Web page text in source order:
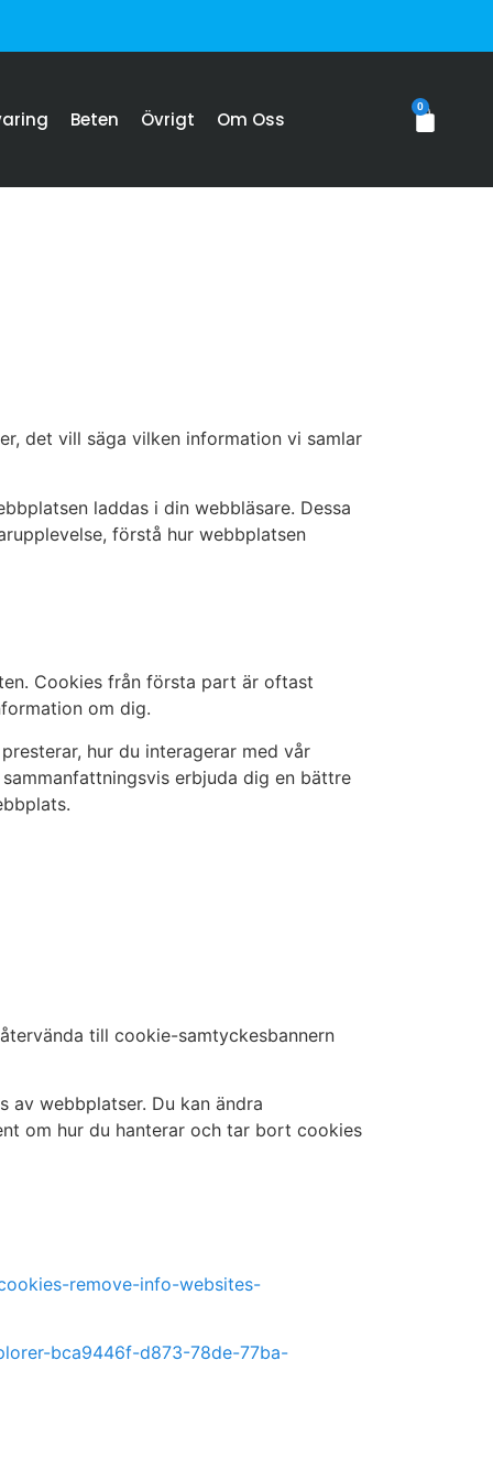
Beten Övrigt Om Oss
0
det vill säga vilken information vi samlar
laddas i din webbläsare. Dessa
förstå hur webbplatsen
Cookies från första part är oftast
om dig.
hur du interagerar med vår
erbjuda dig en bättre
till cookie-samtyckesbannern
webbplatser. Du kan ändra
om hur du hanterar och tar bort cookies
remove-info-websites-
bca9446f-d873-78de-77ba-